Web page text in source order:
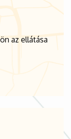
az ellátása